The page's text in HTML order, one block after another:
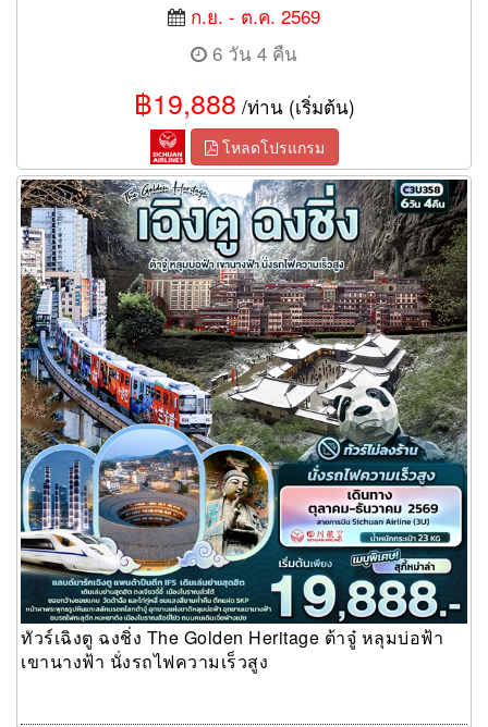
ก.ย. - ต.ค. 2569
6 วัน 4 คืน
฿19,888 /ท่าน (เริ่มต้น)
โหลดโปรแกรม
ทัวร์เฉิงตู ฉงชิ่ง The Golden Heritage ต้าจู๋ หลุมบ่อฟ้า เขานางฟ้า
นั่งรถไฟความเร็วสูง
ทัวร์เฉิงตู ฉงชิ่ง The Golden Heritage ต้าจู๋ หลุมบ่อฟ้า
เขานางฟ้า นั่งรถไฟความเร็วสูง